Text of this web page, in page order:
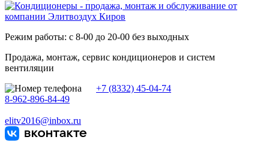
Режим работы: с 8-00 до 20-00 без выходных
Продажа, монтаж, сервис кондиционеров и систем
вентиляции
+7 (8332) 45-04-74
8-962-896-84-49
elitv2016@inbox.ru